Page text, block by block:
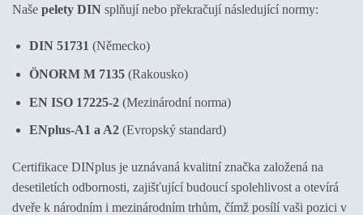
Naše pelety DIN splňují nebo překračují následující normy:
DIN 51731 (Německo)
ÖNORM M 7135(Rakousko)
EN ISO 17225-2(Mezinárodní norma)
ENplus-A1 a A2(Evropský standard)
Certifikace DINplus je uznávaná kvalitní značka založená na
desetiletích odbornosti, zajišťující budoucí spolehlivost a otevírá
dveře k národním i mezinárodním trhům, čímž posílí vaši pozici v